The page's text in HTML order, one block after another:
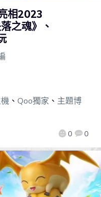
相2023
之魂》、
0 0
、 Qoo獨家 、 主題博